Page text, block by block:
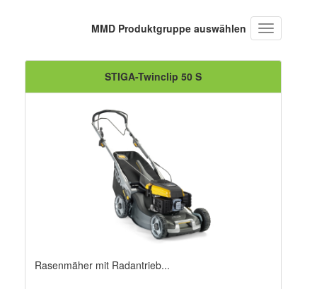
MMD Produktgruppe auswählen
Navigation
ein-/
STIGA-Twinclip 50 S
Rasenmäher mit Radantrieb...